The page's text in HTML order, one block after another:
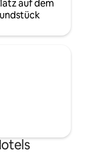
auf dem